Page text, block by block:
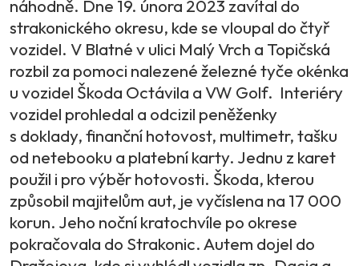
náhodně. Dne 19. února 2023 zavítal do
strakonického okresu, kde se vloupal do čtyř
vozidel. V Blatné v ulici Malý Vrch a Topičská
rozbil za pomoci nalezené železné tyče okénka
u vozidel Škoda Octávila a VW Golf. Interiéry
vozidel prohledal a odcizil peněženky
s doklady, finanční hotovost, multimetr, tašku
od netebooku a platební karty. Jednu z karet
použil i pro výběr hotovosti. Škoda, kterou
způsobil majitelům aut, je vyčíslena na 17 000
korun. Jeho noční kratochvíle po okrese
pokračovala do Strakonic. Autem dojel do